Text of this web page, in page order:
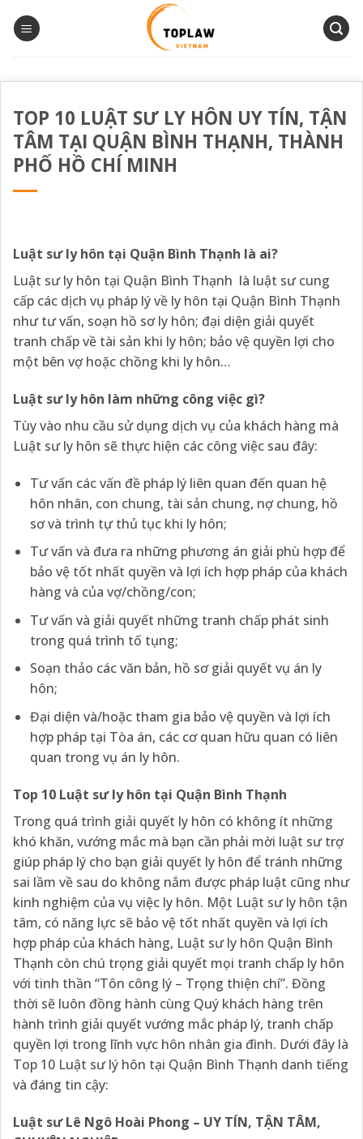
qua
TOP 10 LUẬT SƯ LY HÔN UY TÍN, TẬN
TÂM TẠI QUẬN BÌNH THẠNH, THÀNH
PHỐ HỒ CHÍ MINH
Luật sư ly hôn tại Quận Bình Thạnh là ai?
Luật sư ly hôn tại Quận Bình Thạnh là luật sư cung
cấp các dịch vụ pháp lý về ly hôn tại Quận Bình Thạnh
như tư vấn, soạn hồ sơ ly hôn; đại diện giải quyết
tranh chấp về tài sản khi ly hôn; bảo vệ quyền lợi cho
một bên vợ hoặc chồng khi ly hôn…
Luật sư ly hôn làm những công việc gì?
Tùy vào nhu cầu sử dụng dịch vụ của khách hàng mà
Luật sư ly hôn sẽ thực hiện các công việc sau đây:
Tư vấn các vấn đề pháp lý liên quan đến quan hệ
hôn nhân, con chung, tài sản chung, nợ chung, hồ
sơ và trình tự thủ tục khi ly hôn;
Tư vấn và đưa ra những phương án giải phù hợp để
bảo vệ tốt nhất quyền và lợi ích hợp pháp của khách
hàng và của vợ/chồng/con;
Tư vấn và giải quyết những tranh chấp phát sinh
trong quá trình tố tụng;
Soạn thảo các văn bản, hồ sơ giải quyết vụ án ly
hôn;
Đại diện và/hoặc tham gia bảo vệ quyền và lợi ích
hợp pháp tại Tòa án, các cơ quan hữu quan có liên
quan trong vụ án ly hôn.
Top 10 Luật sư ly hôn tại Quận Bình Thạnh
Trong quá trình giải quyết ly hôn có không ít những
khó khăn, vướng mắc mà bạn cần phải mời luật sư trợ
giúp pháp lý cho bạn giải quyết ly hôn để tránh những
sai lầm về sau do không nắm được pháp luật cũng như
kinh nghiệm của vụ việc ly hôn. Một Luật sư ly hôn tận
tâm, có năng lực sẽ bảo vệ tốt nhất quyền và lợi ích
hợp pháp của khách hàng, Luật sư ly hôn Quận Bình
Thạnh còn chú trọng giải quyết mọi tranh chấp ly hôn
với tinh thần “Tôn công lý – Trọng thiện chí”. Đồng
thời sẽ luôn đồng hành cùng Quý khách hàng trên
hành trình giải quyết vướng mắc pháp lý, tranh chấp
quyền lợi trong lĩnh vực hôn nhân gia đình. Dưới đây là
Top 10 Luật sư lý hôn tại Quận Bình Thạnh danh tiếng
và đáng tin cậy:
Luật sư Lê Ngô Hoài Phong – UY TÍN, TẬN TÂM,